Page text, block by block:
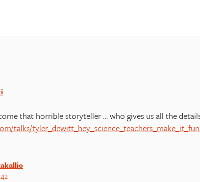
that horrible storyteller … who gives us all the
talks/